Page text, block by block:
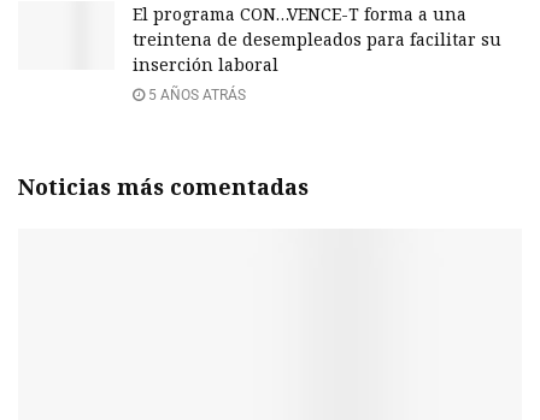
El programa CON…VENCE-T forma a una
treintena de desempleados para facilitar su
inserción laboral
5 AÑOS ATRÁS
Noticias más comentadas